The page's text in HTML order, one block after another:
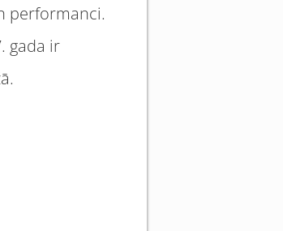
performanci.
gada ir